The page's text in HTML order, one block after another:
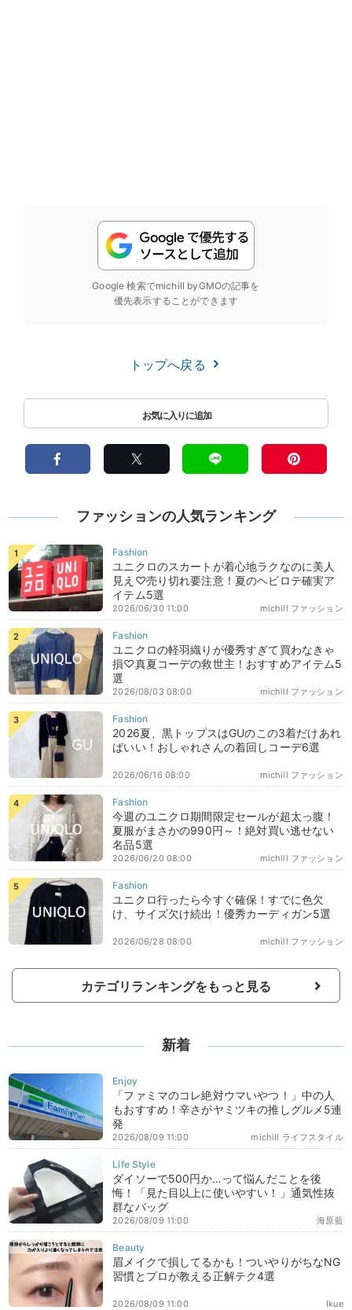
Google 検索でmichill byGMOの記事を
優先表示することができます
トップへ戻る
ファッションの人気ランキング
ユニクロのスカートが着心地ラクなのに美人
見え♡売り切れ要注意！夏のヘビロテ確実ア
イテム5選
michill ファッション
2026/06/30 11:00
ユニクロの軽羽織りが優秀すぎて買わなきゃ
損♡真夏コーデの救世主！おすすめアイテム5
選
michill ファッション
2026/08/03 08:00
2026夏、黒トップスはGUのこの3着だけあれ
ばいい！おしゃれさんの着回しコーデ6選
michill ファッション
2026/06/16 08:00
今週のユニクロ期間限定セールが超太っ腹！
夏服がまさかの990円～！絶対買い逃せない
名品5選
michill ファッション
2026/06/20 08:00
ユニクロ行ったら今すぐ確保！すでに色欠
け、サイズ欠け続出！優秀カーディガン5選
michill ファッション
2026/06/28 08:00
カテゴリランキングをもっと見る
新着
「ファミマのコレ絶対ウマいやつ！」中の人
もおすすめ！辛さがヤミツキの推しグルメ5連
発
michill ライフスタイル
2026/08/09 11:00
ダイソーで500円か…って悩んだことを後
悔！「見た目以上に使いやすい！」通気性抜
群なバッグ
海原藍
2026/08/09 11:00
眉メイクで損してるかも！ついやりがちなNG
習慣とプロが教える正解テク4選
Ikue
2026/08/09 11:00